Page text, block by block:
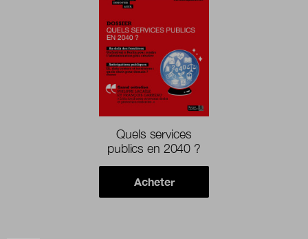
Quels services
publics en 2040 ?
Acheter